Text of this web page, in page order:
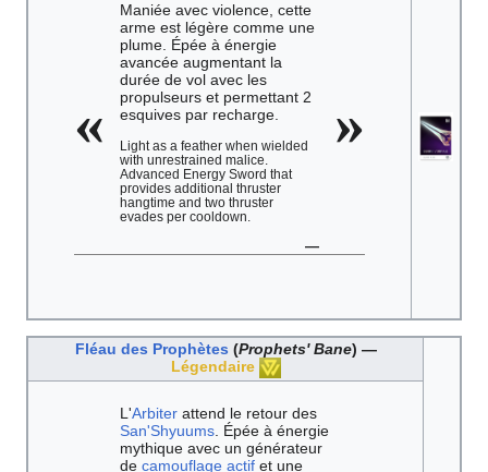
«
Maniée avec violence, cette
arme est légère comme une
plume. Épée à énergie
avancée augmentant la
durée de vol avec les
propulseurs et permettant 2
esquives par recharge.
Light as a feather when wielded
with unrestrained malice.
Advanced Energy Sword that
provides additional thruster
hangtime and two thruster
evades per cooldown.
—
»
Fléau des Prophètes (Prophets' Bane) —
Légendaire
L'Arbiter attend le retour des
San'Shyuums. Épée à énergie
mythique avec un générateur
de camouflage actif et une